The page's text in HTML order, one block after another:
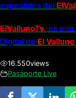
especiales del
ElVallunoTv es
Digital de El
16.550views
Pasaporte Live